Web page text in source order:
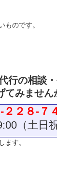
のです。
行の相談
てみません
２８-７
（土日
ます。